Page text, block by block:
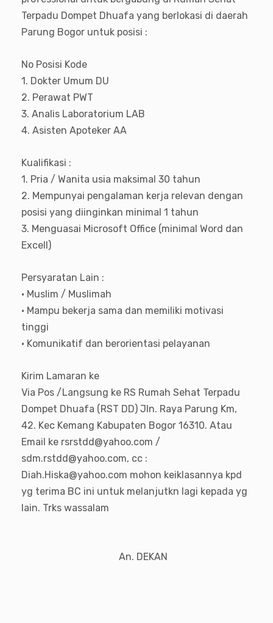
Terpadu Dompet Dhuafa yang berlokasi di daerah
Parung Bogor untuk posisi :
No Posisi Kode
1. Dokter Umum DU
2. Perawat PWT
3. Analis Laboratorium LAB
4. Asisten Apoteker AA
Kualifikasi :
1. Pria / Wanita usia maksimal 30 tahun
2. Mempunyai pengalaman kerja relevan dengan
posisi yang diinginkan minimal 1 tahun
3. Menguasai Microsoft Office (minimal Word dan
Excell)
Persyaratan Lain :
• Muslim / Muslimah
• Mampu bekerja sama dan memiliki motivasi
tinggi
• Komunikatif dan berorientasi pelayanan
Kirim Lamaran ke
Via Pos /Langsung ke RS Rumah Sehat Terpadu
Dompet Dhuafa (RST DD) Jln. Raya Parung Km,
42. Kec Kemang Kabupaten Bogor 16310. Atau
Email ke rsrstdd@yahoo.com /
sdm.rstdd@yahoo.com, cc :
Diah.Hiska@yahoo.com mohon keiklasannya kpd
yg terima BC ini untuk melanjutkn lagi kepada yg
lain. Trks wassalam
An. DEKAN